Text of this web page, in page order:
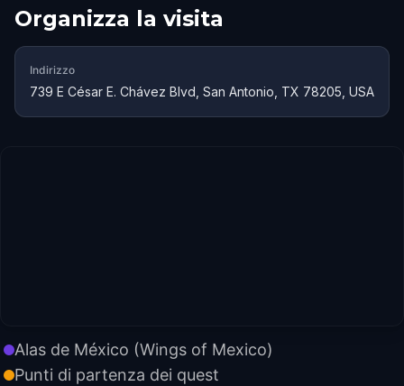
Organizza la visita
Indirizzo
739 E César E. Chávez Blvd, San Antonio, TX 78205, USA
Alas de México (Wings of Mexico)
Punti di partenza dei quest